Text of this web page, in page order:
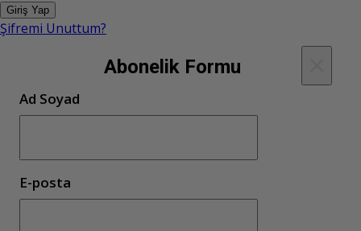
Giriş Yap
Şifremi Unuttum?
Abonelik Formu
Ad Soyad
E-posta